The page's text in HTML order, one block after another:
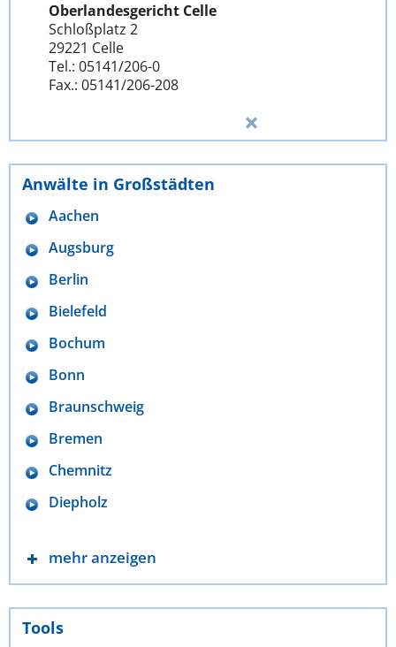
Oberlandesgericht Celle
Schloßplatz 2
29221 Celle
Tel.: 05141/206-0
Fax.: 05141/206-208
Anwälte in Großstädten
Aachen
Augsburg
Berlin
Bielefeld
Bochum
Bonn
Braunschweig
Bremen
Chemnitz
Diepholz
mehr anzeigen
Tools